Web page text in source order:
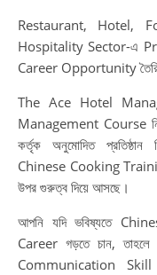
Restaurant, Hotel,
Hospitality Sector-এ
Career Opportunity তৈরি
The Ace Hotel
Management Course নিয়ে
কর্তৃক অনুমোদিত
Chinese Cooking
উপর গুরুত্ব দিয়ে আসছে।
আপনি যদি ভবিষ্যতে
Career গড়তে চান,
Communication